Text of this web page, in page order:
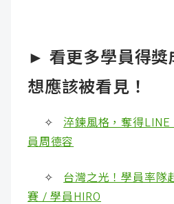
► 看更多學員得獎
想應該被看見！
✧淬鍊風格，奪得
員周德容
✧ 台灣之光！學員率隊
賽 / 學員HIRO